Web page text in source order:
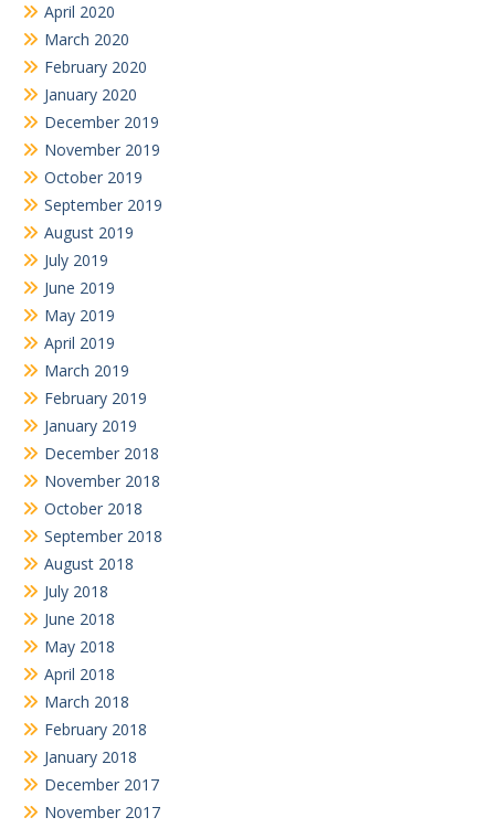
April 2020
March 2020
February 2020
January 2020
December 2019
November 2019
October 2019
September 2019
August 2019
July 2019
June 2019
May 2019
April 2019
March 2019
February 2019
January 2019
December 2018
November 2018
October 2018
September 2018
August 2018
July 2018
June 2018
May 2018
April 2018
March 2018
February 2018
January 2018
December 2017
November 2017